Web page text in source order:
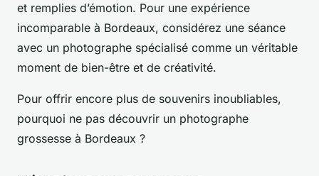
et remplies d’émotion. Pour une expérience
incomparable à Bordeaux, considérez une séance
avec un photographe spécialisé comme un véritable
moment de bien-être et de créativité.
Pour offrir encore plus de souvenirs inoubliables,
pourquoi ne pas découvrir un photographe
grossesse à Bordeaux ?